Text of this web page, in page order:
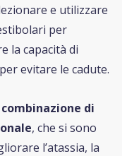
e utilizzare
per
la capacità di
evitare le cadute.
combinazione di
, che si sono
l’atassia, la